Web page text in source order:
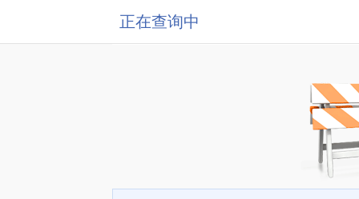
正在查询中